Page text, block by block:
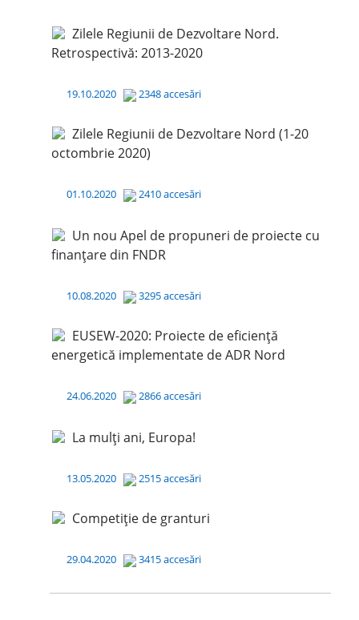
Zilele Regiunii de Dezvoltare Nord.
Retrospectivă: 2013-2020
19.10.2020 2348 accesări
Zilele Regiunii de Dezvoltare Nord (1-20
octombrie 2020)
01.10.2020 2410 accesări
Un nou Apel de propuneri de proiecte cu
finanțare din FNDR
10.08.2020 3295 accesări
EUSEW-2020: Proiecte de eficiență
energetică implementate de ADR Nord
24.06.2020 2866 accesări
La mulți ani, Europa!
13.05.2020 2515 accesări
Competiție de granturi
29.04.2020 3415 accesări